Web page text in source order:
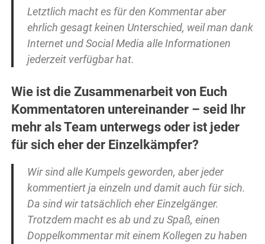
Letztlich macht es für den Kommentar aber
ehrlich gesagt keinen Unterschied, weil man dank
Internet und Social Media alle Informationen
jederzeit verfügbar hat.
Wie ist die Zusammenarbeit von Euch
Kommentatoren untereinander – seid Ihr
mehr als Team unterwegs oder ist jeder
für sich eher der Einzelkämpfer?
Wir sind alle Kumpels geworden, aber jeder
kommentiert ja einzeln und damit auch für sich.
Da sind wir tatsächlich eher Einzelgänger.
Trotzdem macht es ab und zu Spaß, einen
Doppelkommentar mit einem Kollegen zu haben